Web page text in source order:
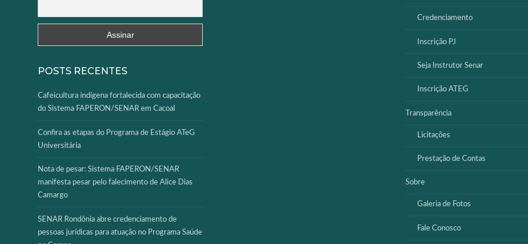
POSTS RECENTES
Cafeicultura indígena fortalecida com capacitação
do Sistema FAPERON/SENAR em Cacoal
Confira as etapas do Programa de Estágio ATeG
Universitária
Nota de pesar: Sistema FAPERON/SENAR
manifesta pesar pelo falecimento de Alice Dias
Camargo
SENAR Rondônia abre credenciamento de
pessoas jurídicas para atuação no Programa Saúde
Credenciamento
Inscrição PJ
Seja Instrutor Senar
Inscrição ATEG
Transparência
Licitações
Prestação de Contas
Sobre
Galeria de Fotos
Fale Conosco